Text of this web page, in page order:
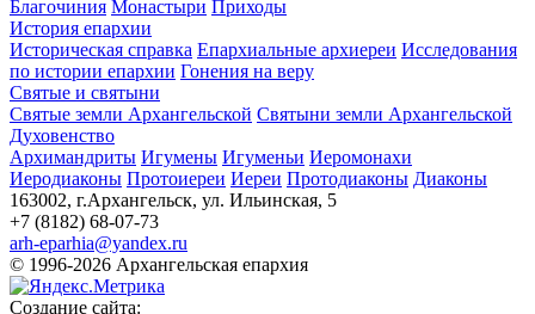
Благочиния Монастыри Приходы
История епархии
Историческая справка Епархиальные архиереи Исследования
по истории епархии Гонения на веру
Святые и святыни
Святые земли Архангельской Святыни земли Архангельской
Духовенство
Архимандриты Игумены Игуменьи Иеромонахи
Иеродиаконы Протоиереи Иереи Протодиаконы Диаконы
163002, г.Архангельск, ул. Ильинская, 5
+7 (8182) 68-07-73
arh-eparhia@yandex.ru
© 1996-2026 Архангельская епархия
Создание сайта: